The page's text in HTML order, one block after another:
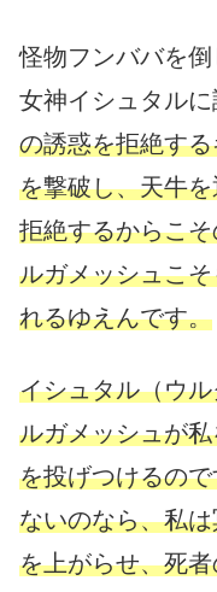
怪物フンババを
女神イシュタルに
の誘惑を拒絶す
を撃破し、天牛
拒絶するからこ
ルガメッシュこ
れるゆえんです。
イシュタル（ウ
ルガメッシュが
を投げつけるの
ないのなら、私
を上がらせ、死